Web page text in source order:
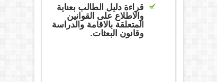
قراءة دليل الطالب بعناية
والاطلاع على القوانين
المتعلقة بالاقامة والدراسة
وقانون البعثات.